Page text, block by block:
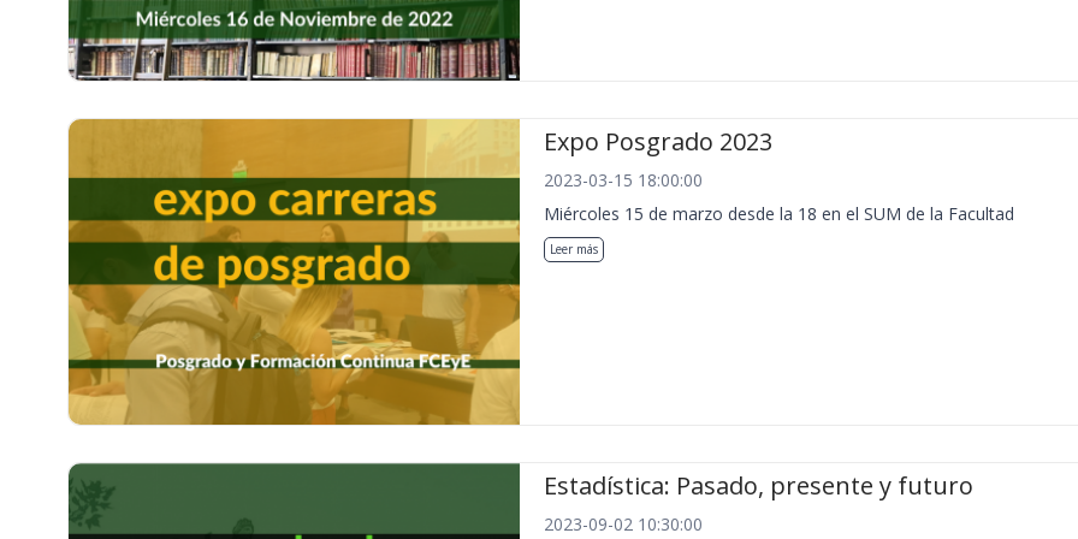
Expo Posgrado 2023
2023-03-15 18:00:00
Miércoles 15 de marzo desde la 18 en el SUM de la Facultad
Leer más
Estadística: Pasado, presente y futuro
2023-09-02 10:30:00